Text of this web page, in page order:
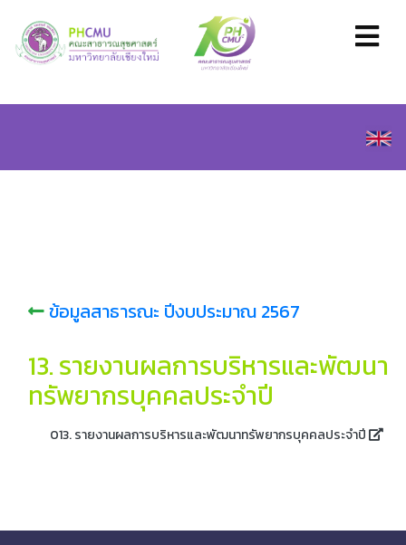
ข้อมูลสาธารณะ ปีงบประมาณ 2567
13. รายงานผลการบริหารและพัฒนา
ทรัพยากรบุคคลประจำปี
013. รายงานผลการบริหารและพัฒนาทรัพยากรบุคคลประจำปี